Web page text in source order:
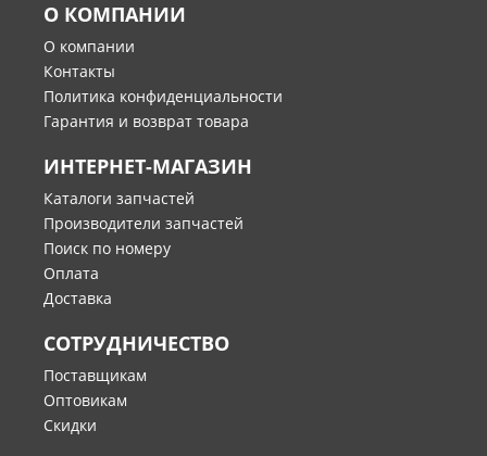
О КОМПАНИИ
О компании
Контакты
Политика конфиденциальности
Гарантия и возврат товара
ИНТЕРНЕТ-МАГАЗИН
Каталоги запчастей
Производители запчастей
Поиск по номеру
Оплата
Доставка
СОТРУДНИЧЕСТВО
Поставщикам
Оптовикам
Скидки